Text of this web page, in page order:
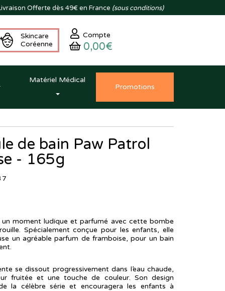
Offerte dès 49€ en France (sous conditions)
Skincare
Coréenne
Compte
0,00€
Matériel Médical
Promotions
de bain Paw Patrol
- 165g
un moment ludique et parfumé avec cette bombe
Spécialement conçue pour les enfants, elle
un agréable parfum de framboise, pour un bain
se dissout progressivement dans l’eau chaude,
fruitée et une touche de couleur. Son design
la célèbre série et encouragera les enfants à